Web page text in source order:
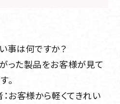
事は何ですか？
った製品をお客様が見て
。
お客様から軽くてきれい